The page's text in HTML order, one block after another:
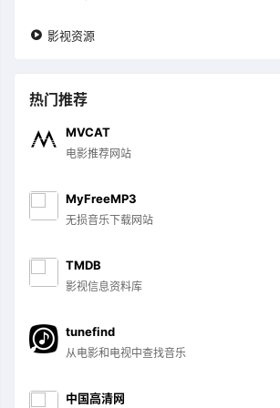
 影视资源
热门推荐
MVCAT
电影推荐网站
MyFreeMP3
无损音乐下载网站
TMDB
影视信息资料库
tunefind
从电影和电视中查找音乐
中国高清网